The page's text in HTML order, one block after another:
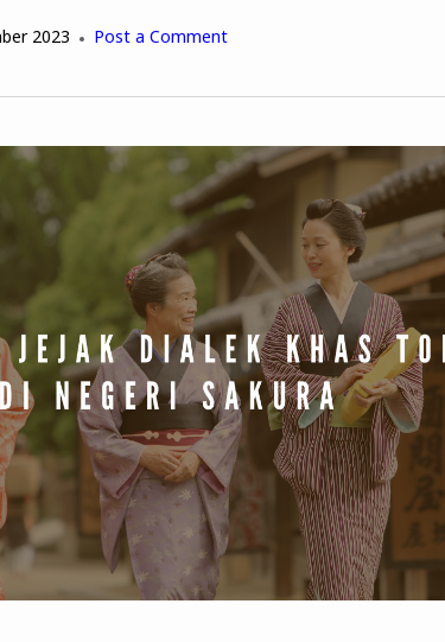
2023 Post a Comment